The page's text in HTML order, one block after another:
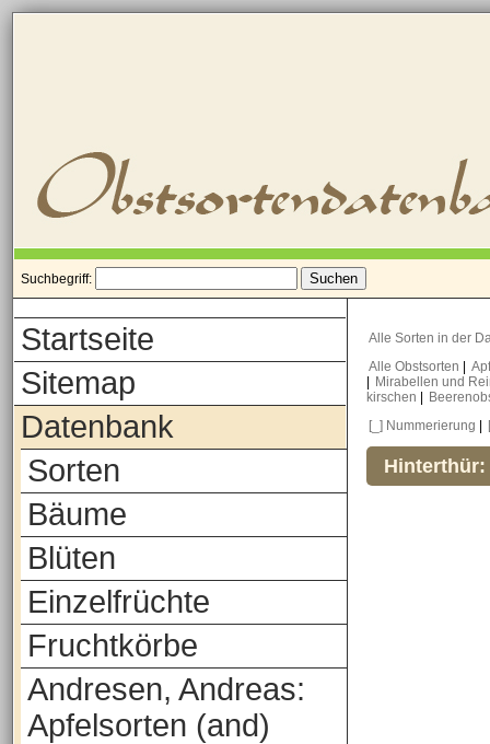
Suchbegriff:
Startseite
Sitemap
Datenbank
Sorten
Bäume
Blüten
Einzelfrüchte
Fruchtkörbe
Andresen, Andreas:
Apfelsorten (and)
Alle Sorten in der
Alle Obstsorten
Mirabellen und
kirschen
[_] Nummerierung